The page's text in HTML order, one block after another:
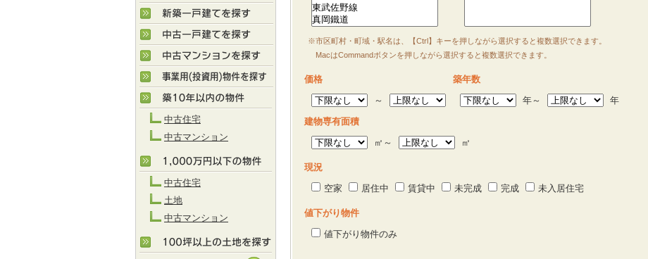
※市区町村・町域・駅名は、【Ctrl】キーを押しながら選択すると複数選択できます。
MacはCommandボタンを押しながら選択すると複数選択できます。
価格
築年数
～
年～
年
建物専有面積
㎡～
㎡
現況
空家
居住中 賃貸中 未完成 完成 未入居住宅
値下がり物件
値下がり物件のみ
中古住宅
中古マンション
中古住宅
土地
中古マンション